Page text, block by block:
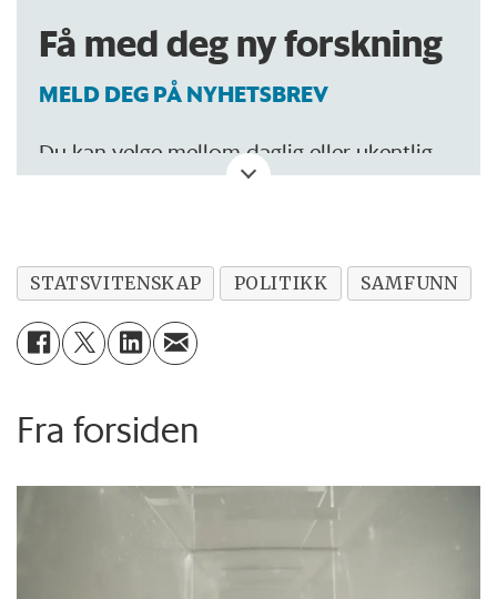
Få med deg ny forskning
MELD DEG PÅ NYHETSBREV
Du kan velge mellom daglig eller ukentlig
STATSVITENSKAP POLITIKK SAMFUNN
Fra forsiden